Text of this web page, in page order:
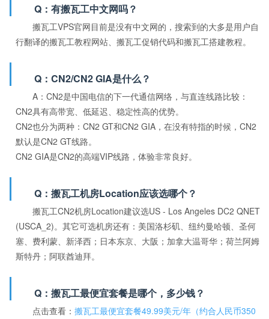
Q：有搬瓦工中文网吗？
搬瓦工VPS官网目前是没有中文网的，搜索到的大多是用户自
行翻译的搬瓦工教程网站、搬瓦工促销代码和搬瓦工搭建教程。
Q：CN2/CN2 GIA是什么？
A：CN2是中国电信的下一代通信网络，与直连线路比较：
CN2具有高带宽、低延迟、稳定性高的优势。
CN2也分为两种：CN2 GT和CN2 GIA，在没有特指的时候，CN2
默认是CN2 GT线路。
CN2 GIA是CN2的高端VIP线路，体验非常良好。
Q：搬瓦工机房Location应该选哪个？
搬瓦工CN2机房Location建议选US - Los Angeles DC2 QNET
(USCA_2)。其它可选机房还有：美国洛杉矶、纽约曼哈顿、圣何
塞、费利蒙、新泽西；日本东京、大阪；加拿大温哥华；荷兰阿姆
斯特丹；阿联酋迪拜。
Q：搬瓦工最便宜套餐是哪个，多少钱？
点击查看： 搬瓦工最便宜套餐49.99美元/年（约合人民币350